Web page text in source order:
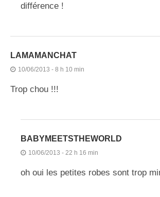
différence !
LAMAMANCHAT
10/06/2013 - 8 h 10 min
Trop chou !!!
BABYMEETSTHEWORLD
10/06/2013 - 22 h 16 min
oh oui les petites robes sont trop